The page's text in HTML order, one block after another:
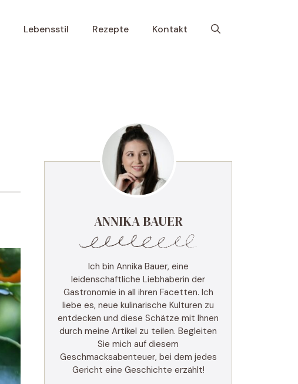
Lebensstil Rezepte Kontakt
ANNIKA BAUER
Ich bin Annika Bauer, eine
leidenschaftliche Liebhaberin der
Gastronomie in all ihren Facetten. Ich
liebe es, neue kulinarische Kulturen zu
entdecken und diese Schätze mit Ihnen
durch meine Artikel zu teilen. Begleiten
Sie mich auf diesem
Geschmacksabenteuer, bei dem jedes
Gericht eine Geschichte erzählt!